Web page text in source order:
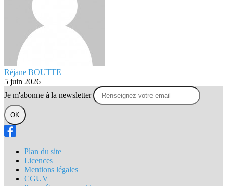
Réjane BOUTTE
5 juin 2026
Je m'abonne à la newsletter
OK
Plan du site
Licences
Mentions légales
CGUV